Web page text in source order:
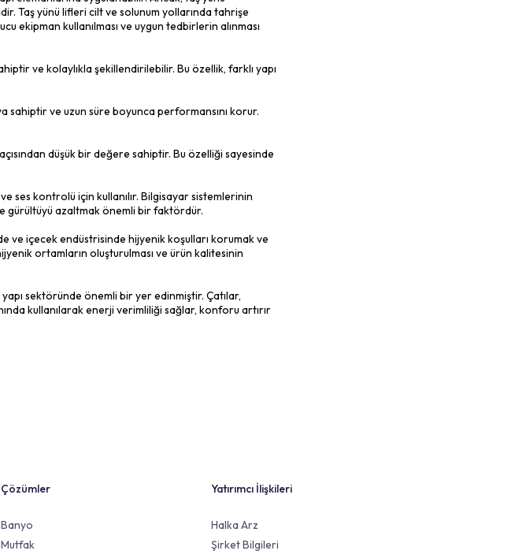
sektörlerinde araçların ses ve ısı yalıtımında kullanılır. Araçların
artırır.
tarımsal uygulamalarda kullanılır.
sayamadığımız birçok alanda taş yünü kullanılmaktadır. Kullanım
avantajı vardır. Bu avantajlara gelin birlikte bakalım.
avantajlarından bahsetmiştik. Şimdi gelin diğer avantajlarına bakalım.
ve yangın güvenliği sağlar.
gürültüyü azaltır ve iç mekanlarda rahat bir ortam sağlar.
sağlar ve iç mekanları konforlu hale getirir.
dirençlidir, böylece su hasarını önler.
geri dönüştürülebilir ve çevresel etkisi düşüktür.
bir yapıya sahiptir ve uzun süre boyunca performansını korur.
geçirgenliği açısından düşük bir değere sahiptir. Bu özelliği sayesinde